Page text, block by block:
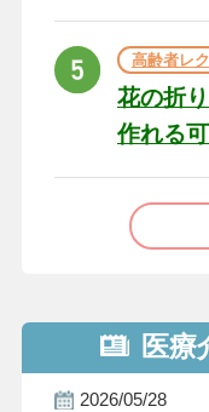
た場合
高齢者レ
花の折
作れる
で
医療
2026/05/28